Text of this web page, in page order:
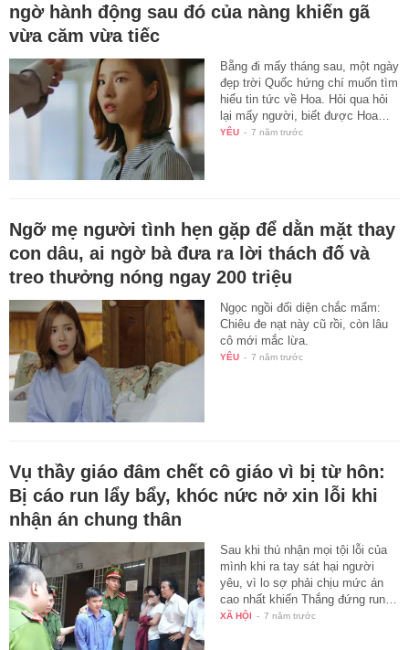
ngờ hành động sau đó của nàng khiến gã
vừa căm vừa tiếc
Bẵng đi mấy tháng sau, một ngày
đẹp trời Quốc hứng chí muốn tìm
hiểu tin tức về Hoa. Hỏi qua hỏi
lại mấy người, biết được Hoa…
YÊU - 7 năm trước
Ngỡ mẹ người tình hẹn gặp để dằn mặt thay
con dâu, ai ngờ bà đưa ra lời thách đố và
treo thưởng nóng ngay 200 triệu
Ngọc ngồi đối diện chắc mẩm:
Chiêu đe nạt này cũ rồi, còn lâu
cô mới mắc lừa.
YÊU - 7 năm trước
Vụ thầy giáo đâm chết cô giáo vì bị từ hôn:
Bị cáo run lẩy bẩy, khóc nức nở xin lỗi khi
nhận án chung thân
Sau khi thú nhận mọi tội lỗi của
mình khi ra tay sát hại người
yêu, vì lo sợ phải chịu mức án
cao nhất khiến Thắng đứng run…
XÃ HỘI - 7 năm trước